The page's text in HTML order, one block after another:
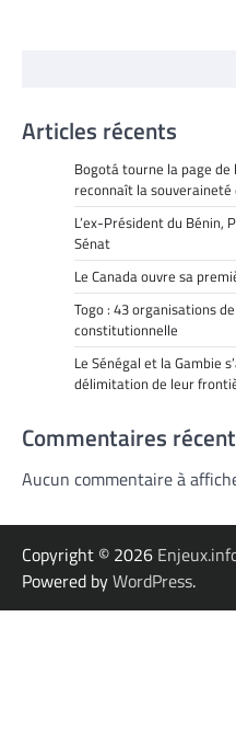
Articles récents
Bogotá tourne la page
reconnaît la souveraineté
L’ex-Président du Bénin,
Sénat
Le Canada ouvre sa
Togo : 43 organisations
constitutionnelle
Le Sénégal et la Gambie
délimitation de leur
Commentaires
Aucun commentaire à
Copyright © 2026
Powered byWordPress.